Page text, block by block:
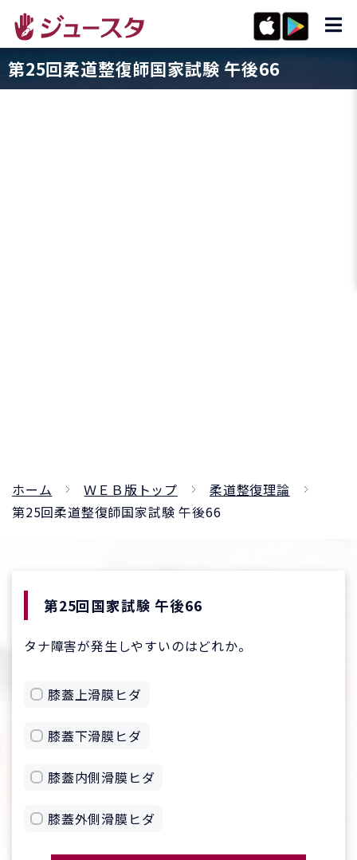
第25回柔道整復師国家試験 午後66
ホーム ＷＥＢ版トップ
柔道整復理論
第25回柔道整復師国家試験 午後66
第25回国家試験 午後66
タナ障害が発生しやすいのはどれか。
膝蓋上滑膜ヒダ
膝蓋下滑膜ヒダ
膝蓋内側滑膜ヒダ
膝蓋外側滑膜ヒダ